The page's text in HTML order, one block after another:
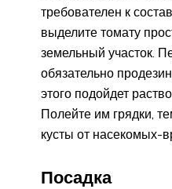
требователен к
выделите томату
земельный участок.
обязательно
этого подойдет
Полейте им грядки,
кусты от насекомых-
Посадка